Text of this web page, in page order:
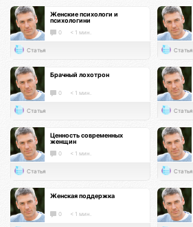
Женские психологи и
психологини
0 < 1 мин.
Статья Статья
Брачный лохотрон
0 < 1 мин.
Статья Статья
Ценность современных
женщин
0 < 1 мин.
Статья Статья
Женская поддержка
0 < 1 мин.